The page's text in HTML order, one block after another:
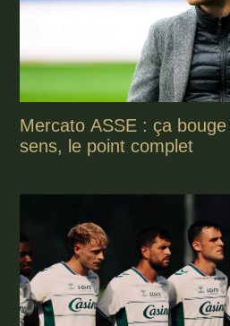
Mercato ASSE : ça
sens, le point complet